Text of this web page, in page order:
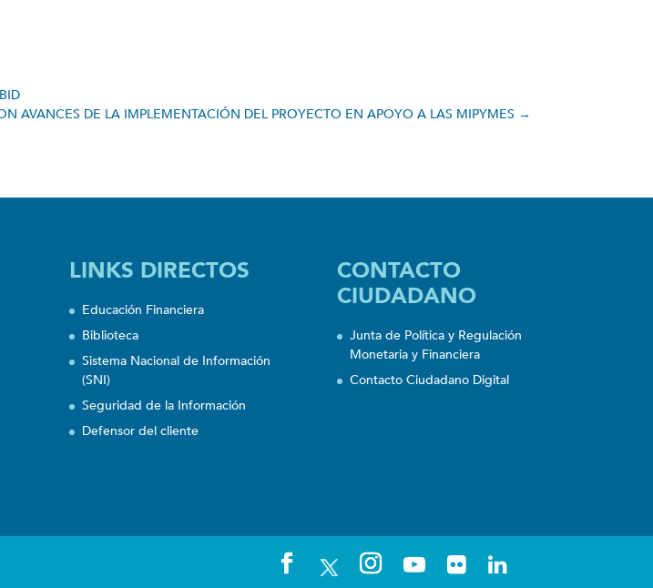
AVANCES DE LA IMPLEMENTACIÓN DEL PROYECTO EN APOYO A LAS MIPYMES →
LINKS DIRECTOS
Educación Financiera
Biblioteca
Sistema Nacional de Información
(SNI)
Seguridad de la Información
Defensor del cliente
CONTACTO
CIUDADANO
Junta de Política y Regulación
Monetaria y Financiera
Contacto Ciudadano Digital